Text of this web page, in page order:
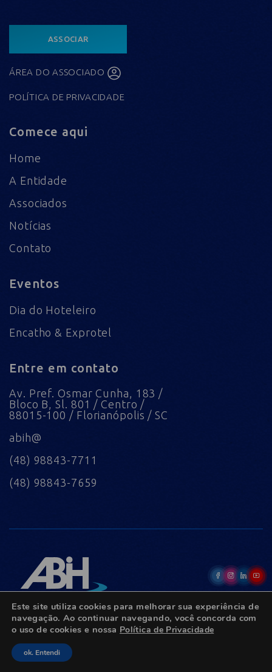
ASSOCIAR
ÁREA DO ASSOCIADO
POLÍTICA DE PRIVACIDADE
Comece aqui
Home
A Entidade
Associados
Notícias
Contato
Eventos
Dia do Hoteleiro
Encatho & Exprotel
Entre em contato
Av. Pref. Osmar Cunha, 183 /
Bloco B, Sl. 801 / Centro /
88015-100 / Florianópolis / SC
abih@
(48) 98843-7711
(48) 98843-7659
© Copyright 2022 - Todos os direitos reservados.
Este site utiliza cookies para melhorar sua experiência de
navegação. Ao continuar navegando, você concorda com
o uso de cookies e nossa Política de Privacidade
ok. Entendi